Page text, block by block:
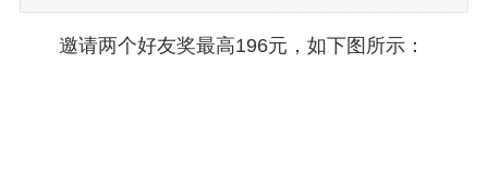
邀请两个好友奖最高196元，如下图所示：